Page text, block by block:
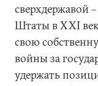
сверхдержавой
Штаты в XXI
свою
войны за
удержать